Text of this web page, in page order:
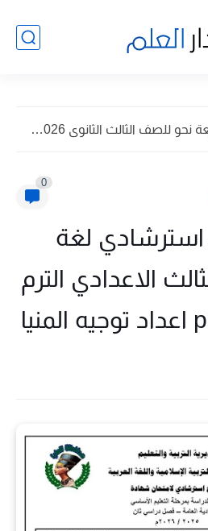
اقوى مراجعة نحو للصف الثالث الثانوى 2026 pdf اعداد توجيه...
0
استرشادي لغة
الاعدادي الترم